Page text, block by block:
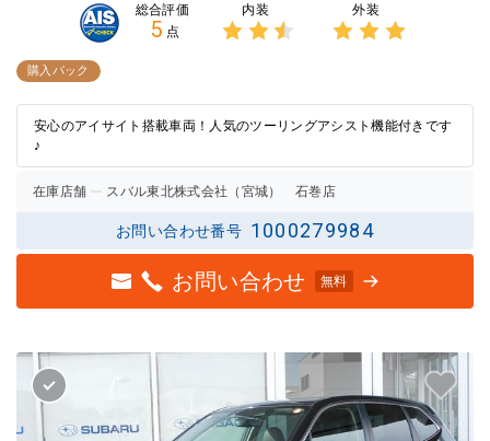
総合評価
5 点
内装 外装
購入パック
安心のアイサイト搭載車両！人気のツーリングアシスト機能付きです
♪
在庫店舗 スバル東北株式会社（宮城） 石巻店
お問い合わせ番号 1000279984
お問い合わせ 無料